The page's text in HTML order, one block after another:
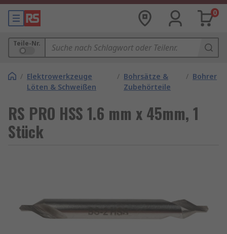
0
Teile-Nr.
/ Elektrowerkzeuge
Löten & Schweißen
/ Bohrsätze &
Zubehörteile
/ Bohrer
RS PRO HSS 1.6 mm x 45mm, 1
Stück